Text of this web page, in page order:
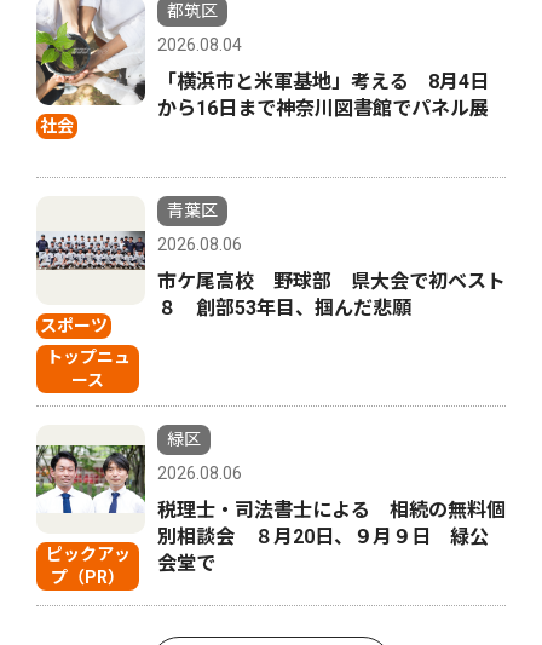
社会
都筑区
2026.08.04
「横浜市と米軍基地」考える 8月4日
から16日まで神奈川図書館でパネル展
スポーツ
トップニュ
ース
青葉区
2026.08.06
市ケ尾高校 野球部 県大会で初ベスト
８ 創部53年目、掴んだ悲願
ピックアッ
プ（PR）
緑区
2026.08.06
税理士・司法書士による 相続の無料個
別相談会 ８月20日、９月９日 緑公
会堂で